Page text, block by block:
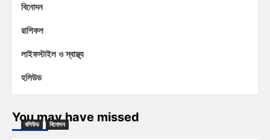
বিনোদন
রাশিফল
লাইফস্টাইল ও স্বাস্থ্য
হলিউড
You may have missed
বলিউড বিনোদন